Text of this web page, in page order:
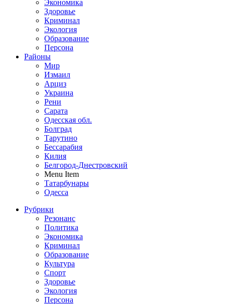
Экономика
Здоровье
Криминал
Экология
Образование
Персона
Районы
Мир
Измаил
Арциз
Украина
Рени
Сарата
Одесская обл.
Болград
Тарутино
Бессарабия
Килия
Белгород-Днестровский
Menu Item
Татарбунары
Одесса
Рубрики
Резонанс
Политика
Экономика
Криминал
Образование
Культура
Спорт
Здоровье
Экология
Персона